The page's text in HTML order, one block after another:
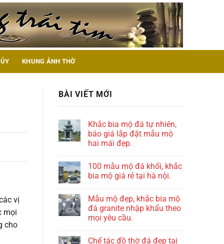
KHUNG ẢNH THỜ
vị
mọi
cho
BÀI VIẾT MỚI
Khắc bia mộ đá tự nhiên,
báo giá lắp đặt mẫu mộ
hai mái đẹp.
100 mẫu mộ đá khối, khắc
bia mộ giá rẻ tại hà nội.
Mẫu mộ đẹp, khắc bia mộ
đá granite nhập khẩu theo
mọi yêu cầu.
Chế tác đồ thờ đá đẹp tại